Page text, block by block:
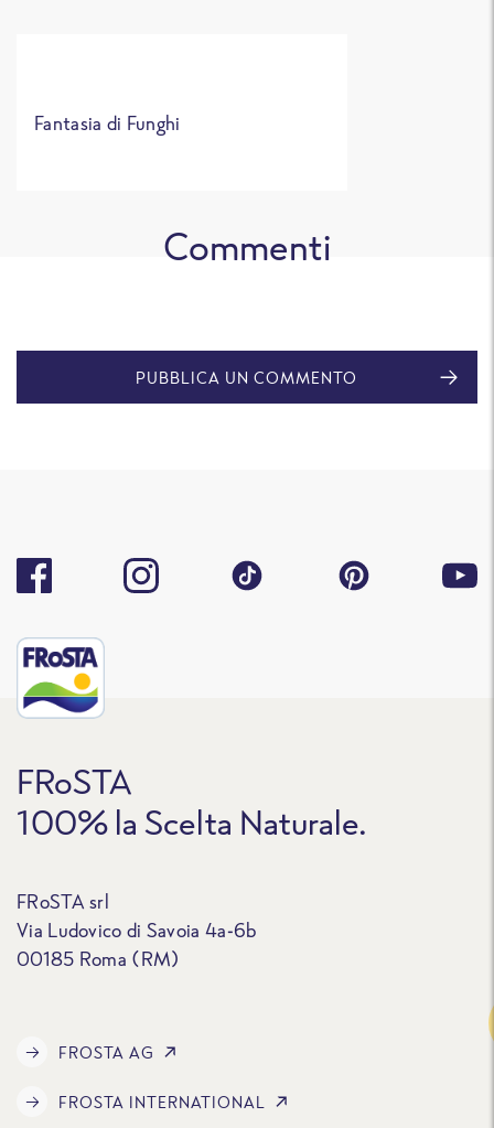
Fantasia di Funghi
Commenti
PUBBLICA UN COMMENTO
FRoSTA
100% la Scelta Naturale.
FRoSTA srl
Via Ludovico di Savoia 4a-6b
00185 Roma (RM)
FROSTA AG
FROSTA INTERNATIONAL